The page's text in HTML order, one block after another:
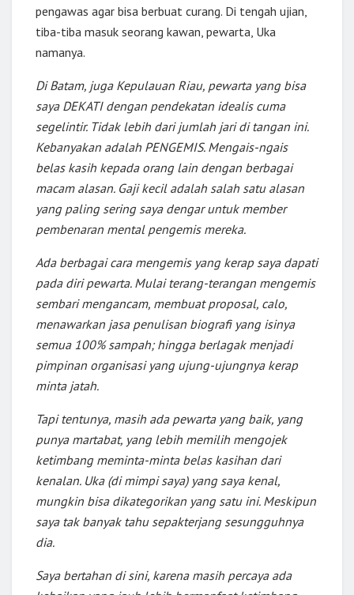
pengawas agar bisa berbuat curang. Di tengah ujian,
tiba-tiba masuk seorang kawan, pewarta, Uka
namanya.
Di Batam, juga Kepulauan Riau, pewarta yang bisa
saya DEKATI dengan pendekatan idealis cuma
segelintir. Tidak lebih dari jumlah jari di tangan ini.
Kebanyakan adalah PENGEMIS. Mengais-ngais
belas kasih kepada orang lain dengan berbagai
macam alasan. Gaji kecil adalah salah satu alasan
yang paling sering saya dengar untuk member
pembenaran mental pengemis mereka.
Ada berbagai cara mengemis yang kerap saya dapati
pada diri pewarta. Mulai terang-terangan mengemis
sembari mengancam, membuat proposal, calo,
menawarkan jasa penulisan biografi yang isinya
semua 100% sampah; hingga berlagak menjadi
pimpinan organisasi yang ujung-ujungnya kerap
minta jatah.
Tapi tentunya, masih ada pewarta yang baik, yang
punya martabat, yang lebih memilih mengojek
ketimbang meminta-minta belas kasihan dari
kenalan. Uka (di mimpi saya) yang saya kenal,
mungkin bisa dikategorikan yang satu ini. Meskipun
saya tak banyak tahu sepakterjang sesungguhnya
dia.
Saya bertahan di sini, karena masih percaya ada